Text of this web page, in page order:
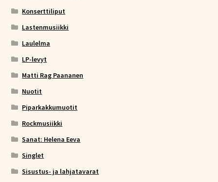
Konserttiliput
Lastenmusiikki
Laulelma
LP-levyt
Matti Rag Paananen
Nuotit
Piparkakkumuotit
Rockmusiikki
Sanat: Helena Eeva
Singlet
Sisustus- ja lahjatavarat